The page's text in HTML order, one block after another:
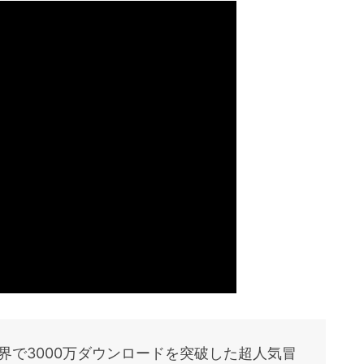
で3000万ダウンロードを突破した超人気冒